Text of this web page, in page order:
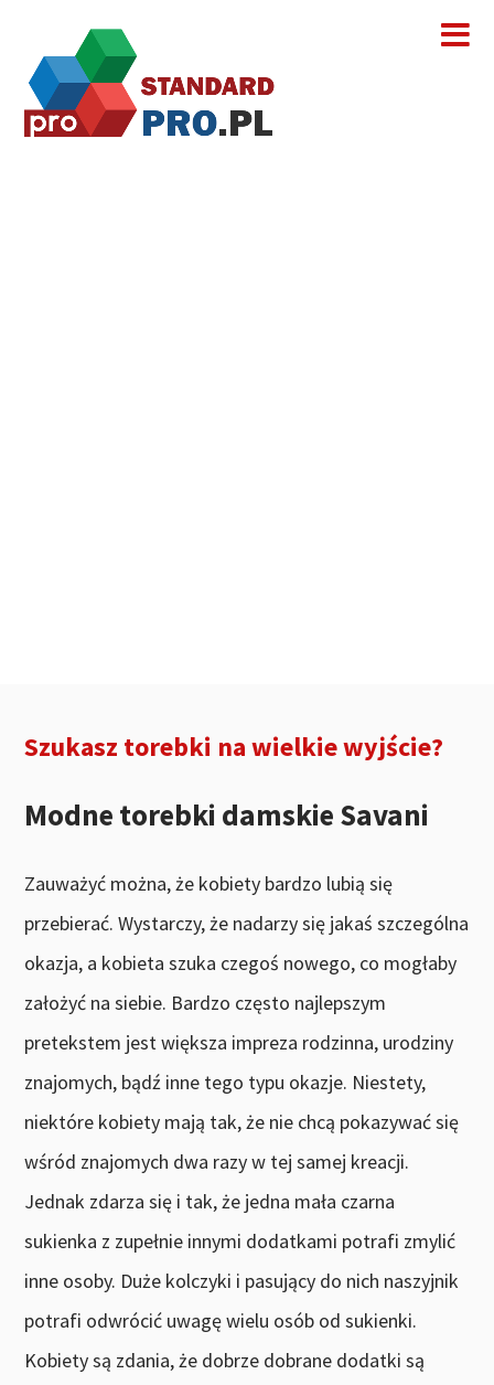
Szukasz torebki na wielkie wyjście?
Modne torebki damskie Savani
Zauważyć można, że kobiety bardzo lubią się
przebierać. Wystarczy, że nadarzy się jakaś szczególna
okazja, a kobieta szuka czegoś nowego, co mogłaby
założyć na siebie. Bardzo często najlepszym
pretekstem jest większa impreza rodzinna, urodziny
znajomych, bądź inne tego typu okazje. Niestety,
niektóre kobiety mają tak, że nie chcą pokazywać się
wśród znajomych dwa razy w tej samej kreacji.
Jednak zdarza się i tak, że jedna mała czarna
sukienka z zupełnie innymi dodatkami potrafi zmylić
inne osoby. Duże kolczyki i pasujący do nich naszyjnik
potrafi odwrócić uwagę wielu osób od sukienki.
Kobiety są zdania, że dobrze dobrane dodatki są